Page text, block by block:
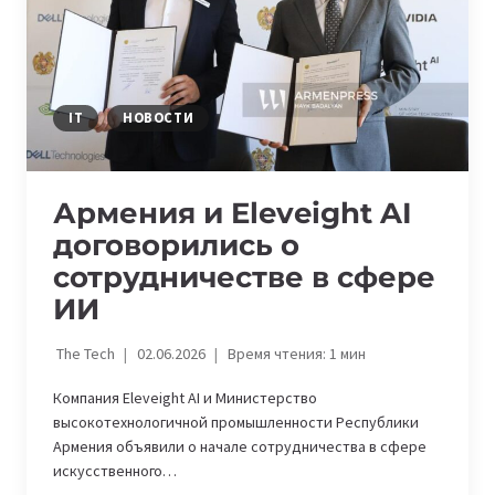
IT НОВОСТИ
Армения и Eleveight AI
договорились о
сотрудничестве в сфере
ИИ
The Tech 02.06.2026 Время чтения: 1мин
Компания Eleveight AI и Министерство
высокотехнологичной промышленности Республики
Армения объявили о начале сотрудничества в сфере
искусственного…